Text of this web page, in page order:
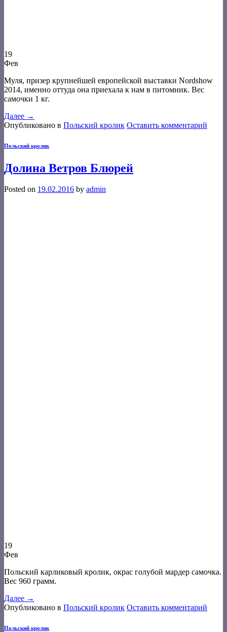
19
Фев
Муля, призер крупнейшей европейской выставки Nordshow
2014, именно оттуда она приехала к нам в питомник. Вес
самочки 1 кг.
Далее →
Опубликовано в Польский кролик Оставить комментарий
Польский кролик
Долина Ветров Блюрей
Posted on 19.02.2016 by admin
19
Фев
Польский карликовый кролик, окрас голубой мардер самочка.
Вес 960 грамм.
Далее →
Опубликовано в Польский кролик Оставить комментарий
Польский кролик